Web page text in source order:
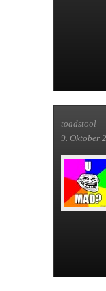
toadstool
9. Oktober